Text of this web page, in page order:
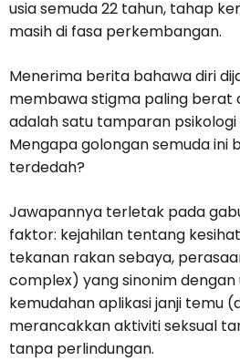
usia semuda 22 tahun, tahap
masih di fasa perkembangan.
Menerima berita bahawa diri
membawa stigma paling berat
adalah satu tamparan psikologi
Mengapa golongan semuda ini
terdedah?
Jawapannya terletak pada
faktor: kejahilan tentang
tekanan rakan sebaya,
complex) yang sinonim dengan
kemudahan aplikasi janji temu
merancakkan aktiviti seksual
tanpa perlindungan.